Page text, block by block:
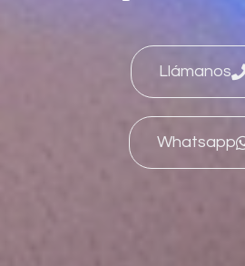
Llámanos
Whatsapp